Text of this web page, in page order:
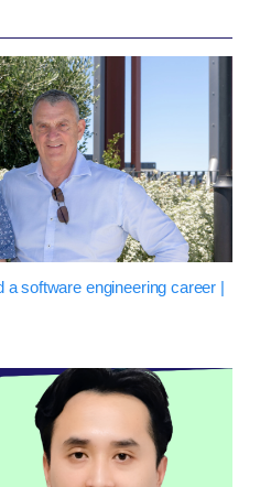
a software engineering career |